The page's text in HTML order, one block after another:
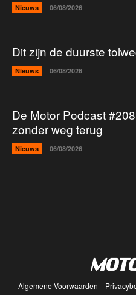
Nieuws 06/08/2026
Dit zijn de duurste
Nieuws 06/08/2026
De Motor Podcast
zonder weg terug
Nieuws 06/08/2026
Algemene Voorwaarden